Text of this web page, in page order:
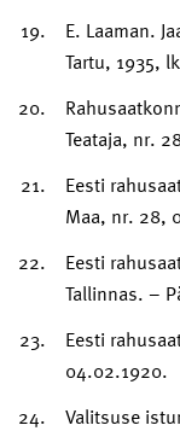
E. Laaman.
Tartu, 1935,
Teataja, nr.
Eesti
Maa, nr. 28,
Eesti
Tallinnas. –
Eesti
04.02.1920.
Valitsuse